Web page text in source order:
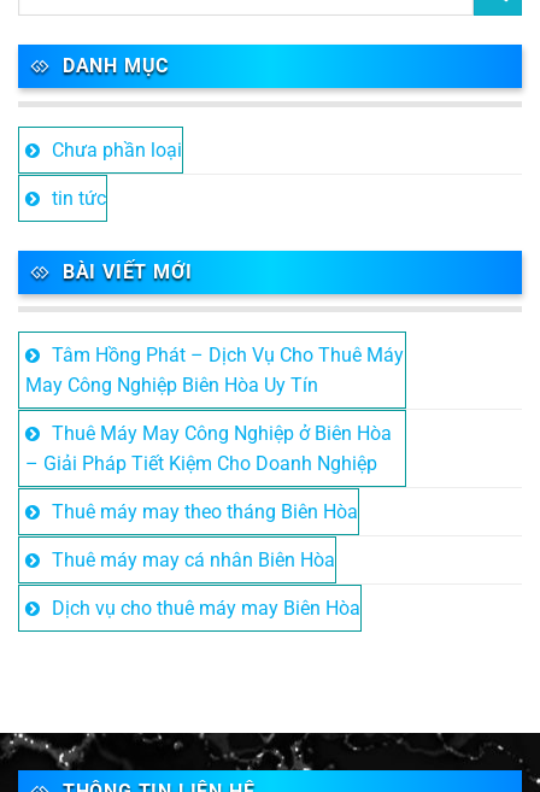
DANH MỤC
Chưa phần loại
tin tức
BÀI VIẾT MỚI
Tâm Hồng Phát – Dịch Vụ Cho Thuê Máy
May Công Nghiệp Biên Hòa Uy Tín
Thuê Máy May Công Nghiệp ở Biên Hòa
– Giải Pháp Tiết Kiệm Cho Doanh Nghiệp
Thuê máy may theo tháng Biên Hòa
Thuê máy may cá nhân Biên Hòa
Dịch vụ cho thuê máy may Biên Hòa